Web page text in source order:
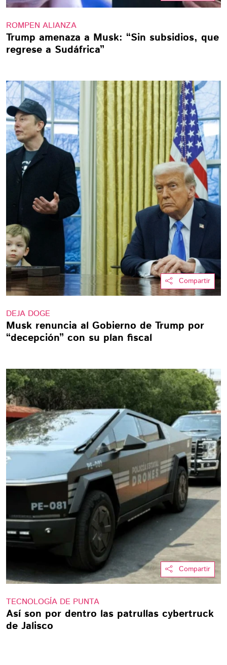
ROMPEN ALIANZA
Trump amenaza a Musk: “Sin subsidios, que
regrese a Sudáfrica”
Compartir
DEJA DOGE
Musk renuncia al Gobierno de Trump por
“decepción” con su plan fiscal
Compartir
TECNOLOGÍA DE PUNTA
Así son por dentro las patrullas cybertruck
de Jalisco